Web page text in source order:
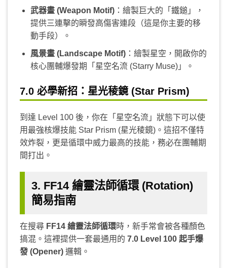
武器畫 (Weapon Motif)：繪製巨大的「鐵鎚」，
提供三連擊的瞬發高傷害連段（這是你主要的移
動手段）。
風景畫 (Landscape Motif)：繪製星空，開啟你的
核心團輔爆發期「星空名流 (Starry Muse)」。
7.0 必學新招：星光稜鏡 (Star Prism)
到達 Level 100 後，你在「星空名流」狀態下可以使
用最強核爆技能 Star Prism (星光稜鏡)。這招不僅特
效炸裂，更是循環中威力最高的技能，務必在團輔期
間打出。
3. FF14 繪靈法師循環 (Rotation)
簡易指南
在搜尋 FF14 繪靈法師循環時，新手常會被各種顏色
搞混。這裡提供一套最通用的 7.0 Level 100 起手爆
發 (Opener) 邏輯。